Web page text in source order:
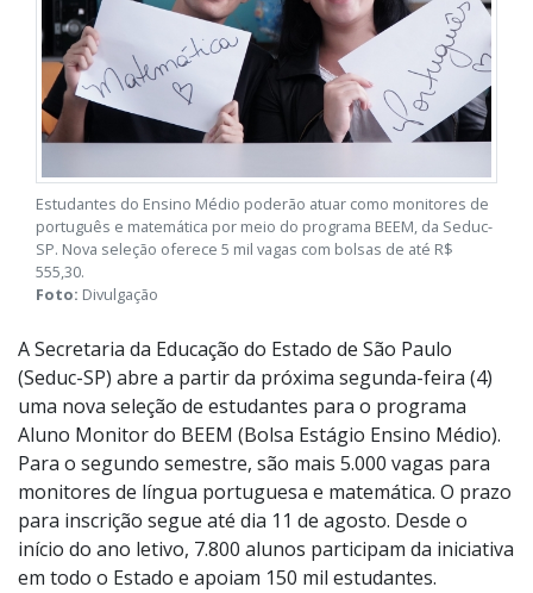
Estudantes do Ensino Médio poderão atuar como monitores de
555,30.
Foto:Divulgação
A Secretaria da Educação do Estado de São Paulo
(Seduc-SP) abre a partir da próxima segunda-feira (4)
uma nova seleção de estudantes para o programa
Aluno Monitor do BEEM (Bolsa Estágio Ensino Médio).
Para o segundo semestre, são mais 5.000 vagas para
monitores de língua portuguesa e matemática. O prazo